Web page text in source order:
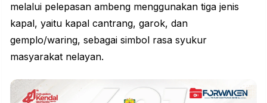
melalui pelepasan ambeng menggunakan tiga jenis
kapal, yaitu kapal cantrang, garok, dan
gemplo/waring, sebagai simbol rasa syukur
masyarakat nelayan.